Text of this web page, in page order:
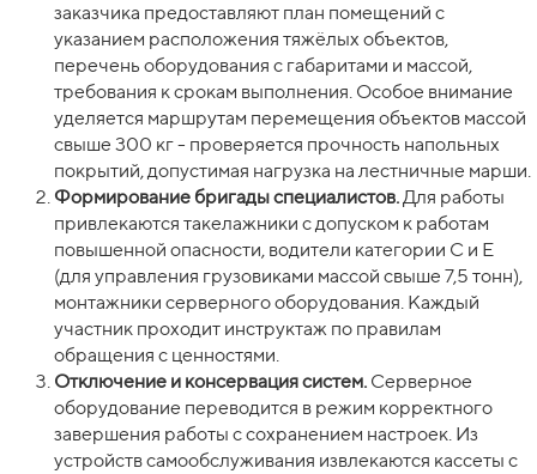
заказчика предоставляют план помещений с
указанием расположения тяжёлых объектов,
перечень оборудования с габаритами и массой,
требования к срокам выполнения. Особое внимание
уделяется маршрутам перемещения объектов массой
свыше 300 кг - проверяется прочность напольных
покрытий, допустимая нагрузка на лестничные марши.
Формирование бригады специалистов.Для работы
привлекаются такелажники с допуском к работам
повышенной опасности, водители категории C и E
(для управления грузовиками массой свыше 7,5 тонн),
монтажники серверного оборудования. Каждый
участник проходит инструктаж по правилам
обращения с ценностями.
Отключение и консервация систем. Серверное
оборудование переводится в режим корректного
завершения работы с сохранением настроек. Из
устройств самообслуживания извлекаются кассеты с